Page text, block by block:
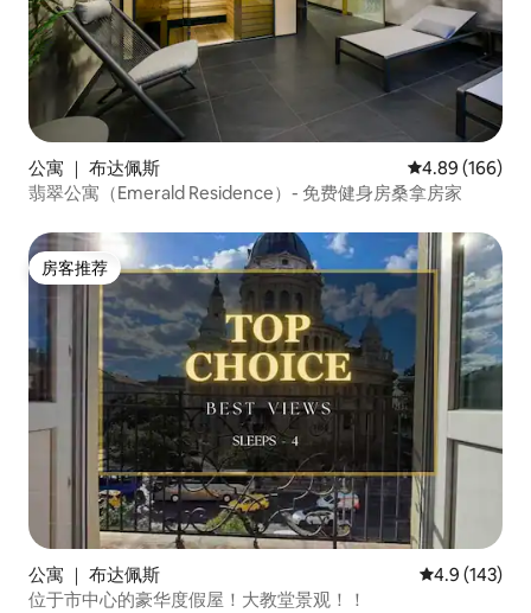
公寓 ｜ 布达佩斯 平均评分 4.89
4.89 (166)
翡翠公寓（Emerald Residence）- 免费健身房桑拿房家
房客推荐
房客推荐
公寓 ｜ 布达佩斯 平均评分 4.9
4.9 (143)
位于市中心的豪华度假屋！大教堂景观！！